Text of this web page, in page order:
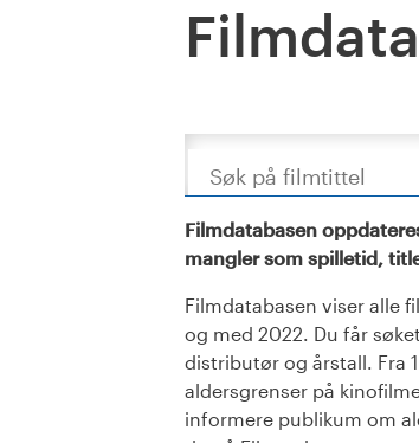
Søk
Filmdatabasen
mangler som spilletid,
Filmdatabasen viser alle
og med 2022. Du får
distributør og årstall. Fra
aldersgrenser på
informere publikum om